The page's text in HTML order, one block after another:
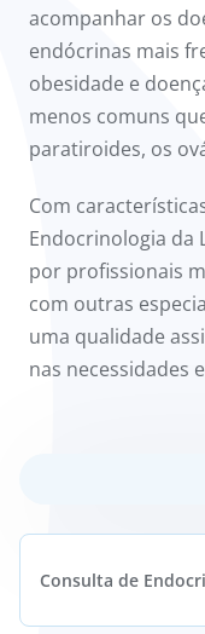
a nós
acompanhar os
endócrinas mais
obesidade e
menos comuns
paratiroides, os
Com
Endocrinologia da
por profissionais
com outras
uma qualidade
nas necessidades
Consulta de